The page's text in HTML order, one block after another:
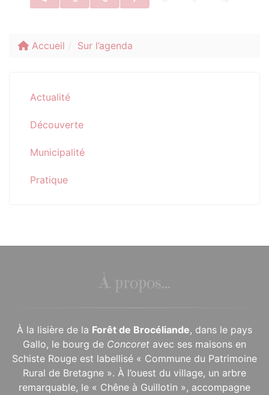
Accueil Sur l’agenda
Actualité
Découverte
Municipalité
Pratique
À propos...
À la lisière de la Forêt de Brocéliande, dans le pays
Gallo, le bourg de Concoret avec ses maisons en
Schiste Rouge est labellisé « Commune du Patrimoine
Rural de Bretagne ». À l’ouest du village, un arbre
remarquable, le « Chêne à Guillotin », accompagne